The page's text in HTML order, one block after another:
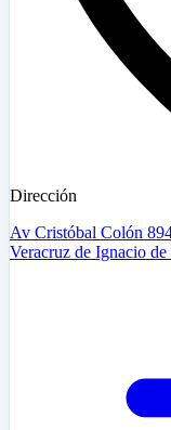
Dirección
Av Cristóbal Colón
Veracruz de Ignacio